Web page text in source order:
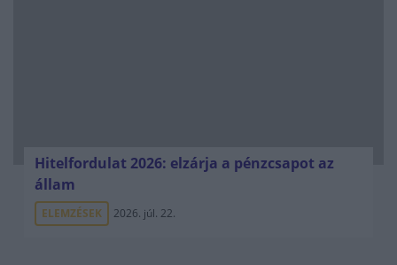
Hitelfordulat 2026: elzárja a pénzcsapot az
állam
ELEMZÉSEK 2026. júl. 22.